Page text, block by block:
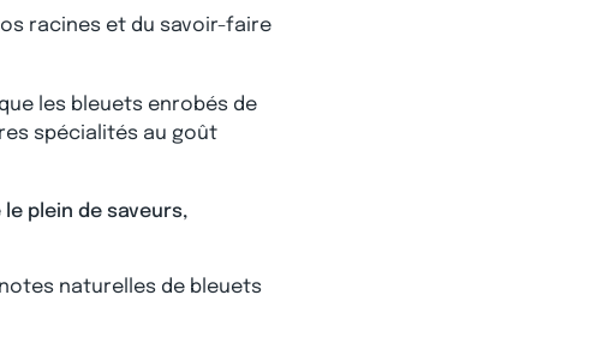
racines et du savoir-faire
les bleuets enrobés de
spécialités au goût
plein de saveurs,
naturelles de bleuets